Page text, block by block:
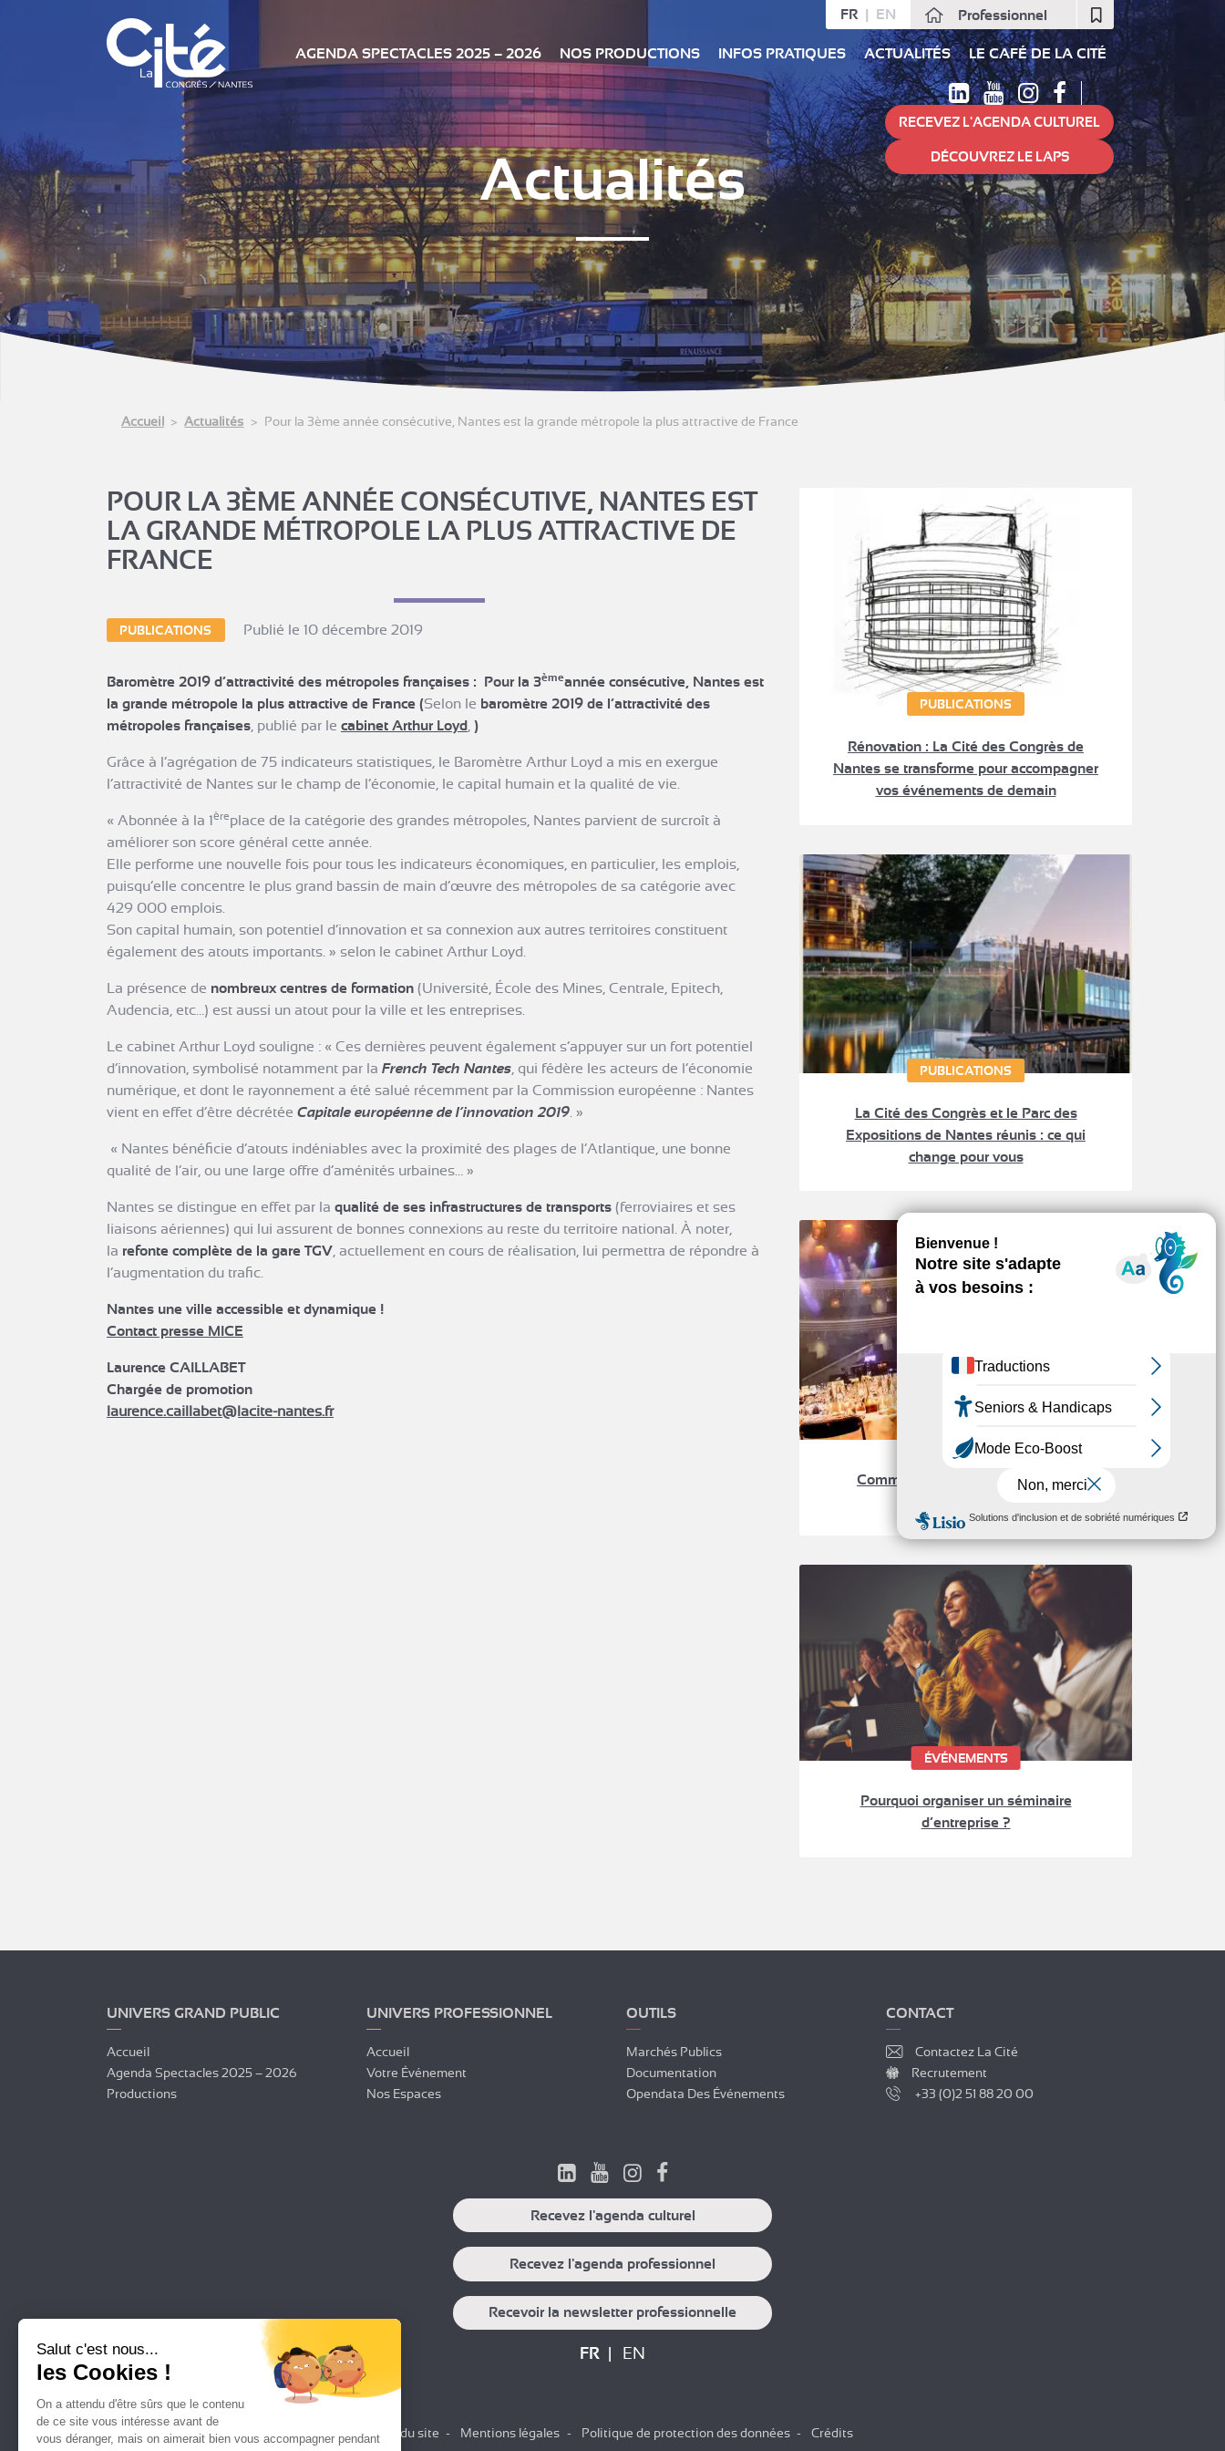
Fermer
AGENDA SPECTACLES 2025 – 2026 NOS PRODUCTIONS INFOS PRATIQUES ACTUALITÉS LE CAFÉ DE LA CITÉ
RECEVEZ L'AGENDA CULTUREL
DÉCOUVREZ LE LAPS
FR EN Professionnel
Actualités
Accueil Actualités Pour la 3ème année consécutive, Nantes est la grande métropole la plus attractive de France
POUR LA 3ÈME ANNÉE CONSÉCUTIVE, NANTES EST
LA GRANDE MÉTROPOLE LA PLUS ATTRACTIVE DE
FRANCE
PUBLICATIONS Publié le 10 décembre 2019
Baromètre 2019 d’attractivité des métropoles françaises : Pour la 3èmeannée consécutive, Nantes est
la grande métropole la plus attractive de France (Selon le baromètre 2019 de l’attractivité des
métropoles françaises, publié par le cabinet Arthur Loyd, )
Grâce à l’agrégation de 75 indicateurs statistiques, le Baromètre Arthur Loyd a mis en exergue
l’attractivité de Nantes sur le champ de l’économie, le capital humain et la qualité de vie.
« Abonnée à la 1èreplace de la catégorie des grandes métropoles, Nantes parvient de surcroît à
améliorer son score général cette année.
Elle performe une nouvelle fois pour tous les indicateurs économiques, en particulier, les emplois,
puisqu’elle concentre le plus grand bassin de main d’œuvre des métropoles de sa catégorie avec
429 000 emplois.
Son capital humain, son potentiel d’innovation et sa connexion aux autres territoires constituent
également des atouts importants. » selon le cabinet Arthur Loyd.
La présence de nombreux centres de formation (Université, École des Mines, Centrale, Epitech,
Audencia, etc…) est aussi un atout pour la ville et les entreprises.
Le cabinet Arthur Loyd souligne : « Ces dernières peuvent également s’appuyer sur un fort potentiel
d’innovation, symbolisé notamment par la French Tech Nantes, qui fédère les acteurs de l’économie
numérique, et dont le rayonnement a été salué récemment par la Commission européenne : Nantes
vient en effet d’être décrétée Capitale européenne de l’innovation 2019. »
« Nantes bénéficie d’atouts indéniables avec la proximité des plages de l’Atlantique, une bonne
qualité de l’air, ou une large offre d’aménités urbaines… »
Nantes se distingue en effet par la qualité de ses infrastructures de transports (ferroviaires et ses
liaisons aériennes) qui lui assurent de bonnes connexions au reste du territoire national. À noter,
la refonte complète de la gare TGV, actuellement en cours de réalisation, lui permettra de répondre à
l’augmentation du trafic.
Nantes une ville accessible et dynamique !
Contact presse MICE
Laurence CAILLABET
Chargée de promotion
laurence.caillabet@lacite-nantes.fr
PUBLICATIONS
Rénovation : La Cité des Congrès de
Nantes se transforme pour accompagner
vos événements de demain
PUBLICATIONS
La Cité des Congrès et le Parc des
Expositions de Nantes réunis : ce qui
change pour vous
ÉVÉNEMENTS
Comment organiser un séminaire
ÉVÉNEMENTS
Pourquoi organiser un séminaire
d’entreprise ?
UNIVERS GRAND PUBLIC
Accueil
Agenda Spectacles 2025 – 2026
Productions
UNIVERS PROFESSIONNEL
Accueil
Votre Événement
Nos Espaces
OUTILS
Marchés Publics
Documentation
Opendata Des Événements
CONTACT
Contactez La Cité
Recrutement
+33 (0)2 51 88 20 00
Recevez l'agenda culturel
Recevez l'agenda professionnel
Recevoir la newsletter professionnelle
FR EN
Plan du site Mentions légales Politique de protection des données Crédits
Salut c'est nous...
les Cookies !
On a attendu d'être sûrs que le contenu
de ce site vous intéresse avant de
vous déranger, mais on aimerait bien vous accompagner pendant